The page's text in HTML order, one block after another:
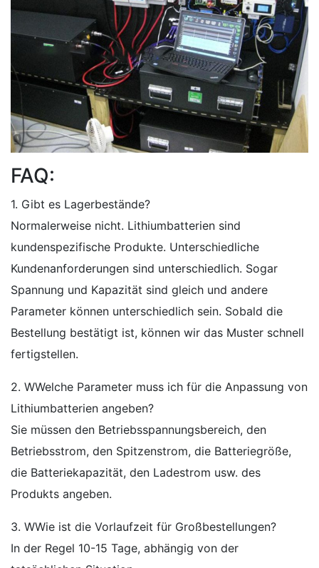
FAQ:
1. Gibt es Lagerbestände?
Normalerweise nicht. Lithiumbatterien sind
kundenspezifische Produkte. Unterschiedliche
Kundenanforderungen sind unterschiedlich. Sogar
Spannung und Kapazität sind gleich und andere
Parameter können unterschiedlich sein. Sobald die
Bestellung bestätigt ist, können wir das Muster schnell
fertigstellen.
2. WWelche Parameter muss ich für die Anpassung von
Lithiumbatterien angeben?
Sie müssen den Betriebsspannungsbereich, den
Betriebsstrom, den Spitzenstrom, die Batteriegröße,
die Batteriekapazität, den Ladestrom usw. des
Produkts angeben.
3. WWie ist die Vorlaufzeit für Großbestellungen?
In der Regel 10-15 Tage, abhängig von der